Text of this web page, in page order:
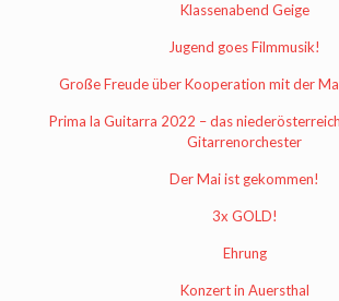
Klassenabend Geige
Jugend goes Filmmusik!
Große Freude über Kooperation mit der
Prima la Guitarra 2022 – das
Gitarrenorchester
Der Mai ist gekommen!
3x GOLD!
Ehrung
Konzert in Auersthal